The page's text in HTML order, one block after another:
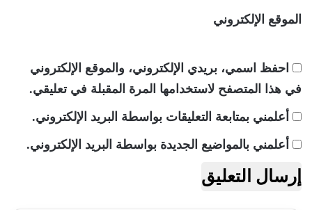
الموقع الإلكتروني
احفظ اسمي، بريدي الإلكتروني، والموقع الإلكتروني
في هذا المتصفح لاستخدامها المرة المقبلة في تعليقي.
أعلمني بمتابعة التعليقات بواسطة البريد الإلكتروني.
أعلمني بالمواضيع الجديدة بواسطة البريد الإلكتروني.